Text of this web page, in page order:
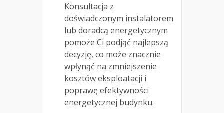
Konsultacja z
doświadczonym instalatorem
lub doradcą energetycznym
pomoże Ci podjąć najlepszą
decyzję, co może znacznie
wpłynąć na zmniejszenie
kosztów eksploatacji i
poprawę efektywności
energetycznej budynku.